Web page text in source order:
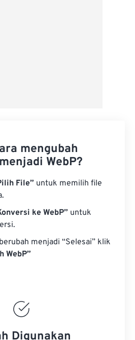
mengubah
WebP?
File” untuk memilih file
ke WebP” untuk
menjadi “Selesai” klik
WebP”
Digunakan